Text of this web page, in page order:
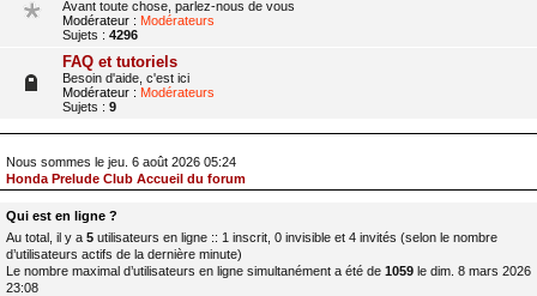
Avant toute chose, parlez-nous de vous
Modérateur : Modérateurs
Sujets : 4296
FAQ et tutoriels
Besoin d'aide, c'est ici
Modérateur : Modérateurs
Sujets : 9
Nous sommes le jeu. 6 août 2026 05:24
Honda Prelude Club Accueil du forum
Qui est en ligne ?
Au total, il y a 5 utilisateurs en ligne :: 1 inscrit, 0 invisible et 4 invités (selon le nombre
d’utilisateurs actifs de la dernière minute)
Le nombre maximal d’utilisateurs en ligne simultanément a été de 1059 le dim. 8 mars 2026
23:08